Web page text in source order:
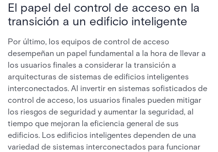
El papel del control de acceso en la
transición a un edificio inteligente
Por último, los equipos de control de acceso
desempeñan un papel fundamental a la hora de llevar a
los usuarios finales a considerar la transición a
arquitecturas de sistemas de edificios inteligentes
interconectados. Al invertir en sistemas sofisticados de
control de acceso, los usuarios finales pueden mitigar
los riesgos de seguridad y aumentar la seguridad, al
tiempo que mejoran la eficiencia general de sus
edificios. Los edificios inteligentes dependen de una
variedad de sistemas interconectados para funcionar